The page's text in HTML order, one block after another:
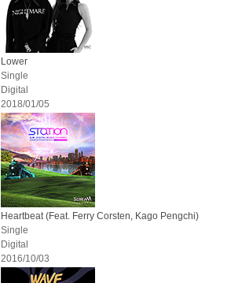
Lower
Single
Digital
2018/01/05
Heartbeat (Feat. Ferry Corsten, Kago Pengchi)
Single
Digital
2016/10/03